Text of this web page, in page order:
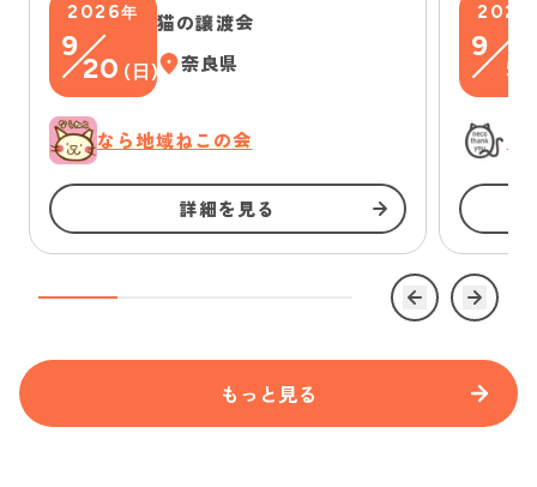
2026年
9
20 ( 日)
猫の譲渡会
奈良県
なら地域ねこの会
詳細を見る
2026
9
5
もっと見る